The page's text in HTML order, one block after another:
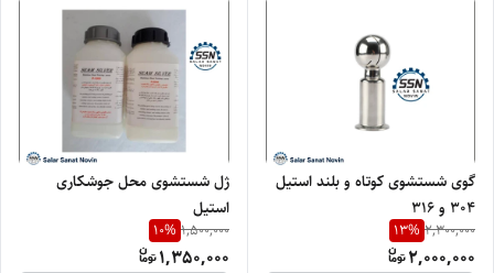
گوی شستشوی کوتاه و بلند استیل
۳۰۴ و ۳۱۶
2,300,000
13%
2,000,000
ژل شستشوی محل جوشکاری
استیل
1,500,000
10%
1,350,000